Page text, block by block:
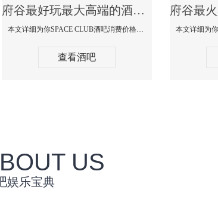
府谷最好玩最大高端的酒吧体验-SPACE CLUB酒吧消费点评
本文详细为你SPACE CLUB酒吧消费价格点评，更多关于最好玩最大高端的酒吧体验免费咨询150 99997335微信同步！
查看酒吧
US
娱乐宝典